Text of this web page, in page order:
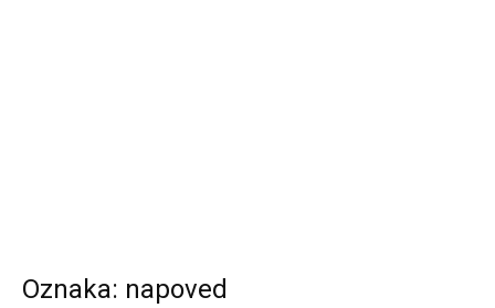
Oznaka: napoved